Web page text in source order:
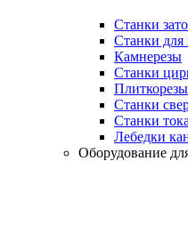
Станки
Станки для
Камнерезы
Станки
Плиткорезы
Станки
Станки
Лебедки
Оборудование